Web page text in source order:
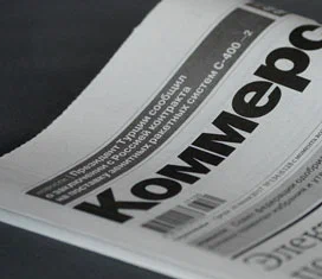
Реклама в «Ъ»